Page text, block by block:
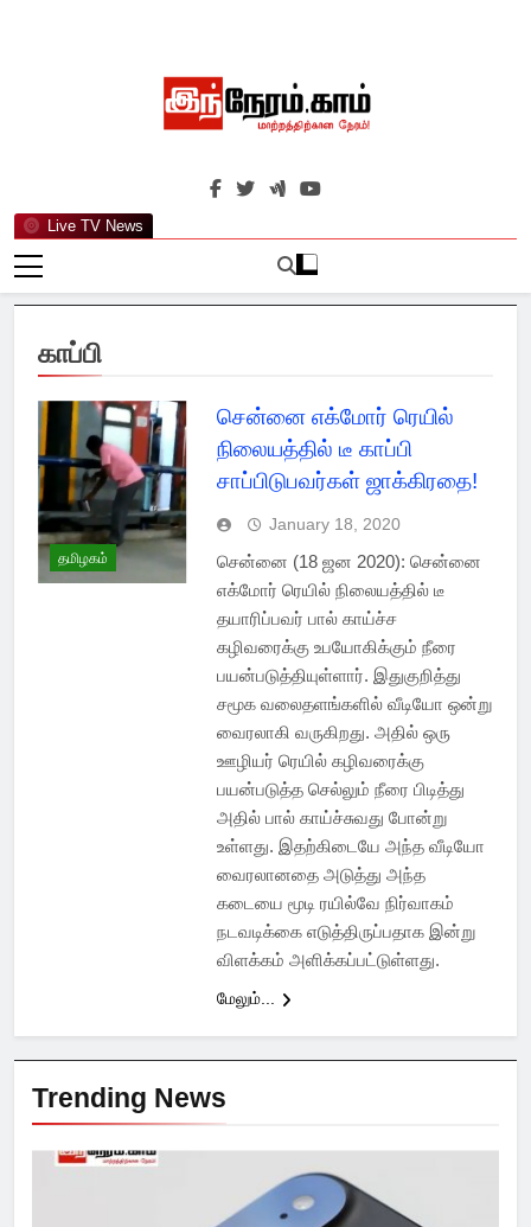
Live TV News
இந்நேரம்.காம்
செய்திகளுக்கு அப்பால்…
காப்பி
தமிழகம்
சென்னை எக்மோர் ரெயில்
நிலையத்தில் டீ காப்பி
சாப்பிடுபவர்கள் ஜாக்கிரதை!
January 18, 2020
சென்னை (18 ஜன 2020): சென்னை
எக்மோர் ரெயில் நிலையத்தில் டீ
தயாரிப்பவர் பால் காய்ச்ச
கழிவரைக்கு உபயோகிக்கும் நீரை
பயன்படுத்தியுள்ளார். இதுகுறித்து
சமூக வலைதளங்களில் வீடியோ ஒன்று
வைரலாகி வருகிறது. அதில் ஒரு
ஊழியர் ரெயில் கழிவரைக்கு
பயன்படுத்த செல்லும் நீரை பிடித்து
அதில் பால் காய்ச்சுவது போன்று
உள்ளது. இதற்கிடையே அந்த வீடியோ
வைரலானதை அடுத்து அந்த
கடையை மூடி ரயில்வே நிர்வாகம்
நடவடிக்கை எடுத்திருப்பதாக இன்று
விளக்கம் அளிக்கப்பட்டுள்ளது.
மேலும்...
Trending News